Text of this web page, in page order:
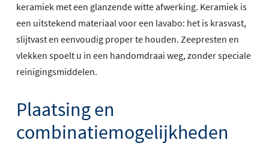
keramiek met een glanzende witte afwerking. Keramiek is
een uitstekend materiaal voor een lavabo: het is krasvast,
slijtvast en eenvoudig proper te houden. Zeepresten en
vlekken spoelt u in een handomdraai weg, zonder speciale
reinigingsmiddelen.
Plaatsing en
combinatiemogelijkheden